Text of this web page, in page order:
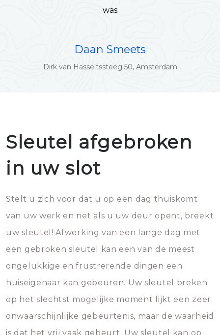
was
Daan Smeets
Dirk van Hasseltssteeg 50, Amsterdam
Sleutel afgebroken
in uw slot
Stelt u zich voor dat u op een dag thuiskomt
van uw werk en net als u uw deur opent, breekt
uw sleutel! Afwerking van een lange dag met
een gebroken sleutel kan een van de meest
ongelukkige en frustrerende dingen een
huiseigenaar kan gebeuren. Uw sleutel breken
op het slechtst mogelijke moment lijkt een zeer
onwaarschijnlijke gebeurtenis, maar de waarheid
is dat het vrij vaak gebeurt. Uw sleutel kan op